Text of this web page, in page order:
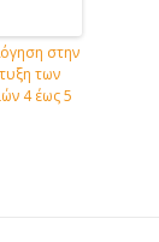
στην
των
4 έως 5